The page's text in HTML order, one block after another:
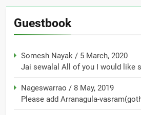
Guestbook
Somesh Nayak / 5 March, 2020
Jai sewalal All of you I would like
Nageswarrao / 8 May, 2019
Please add Arranagula-